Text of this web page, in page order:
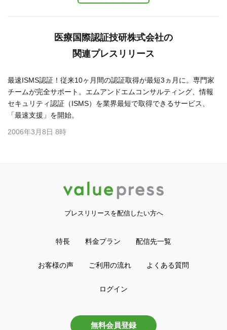
医療国際認証技研株式会社の
関連プレスリリース
最速ISMS認証！従来10ヶ月間の認証取得が最短3ヵ月に。専門家
チームが完全サポート。エムアンドエムコンサルティング、情報
セキュリティ認証（ISMS）を業界最短で取得できるサービス、
「最速支援」を開始。
2006年3月8日 8時
プレスリリースを配信したい方へ
特長 料金プラン 配信先一覧
お客様の声 ご利用の流れ よくある質問
ログイン
無料会員登録